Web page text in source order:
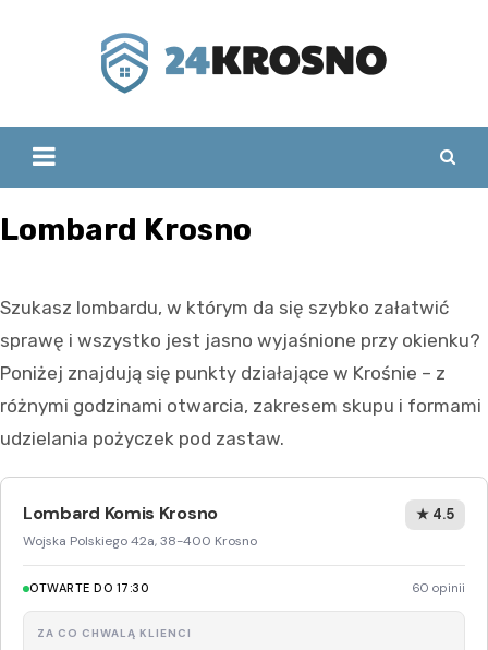
Lombard Krosno
Szukasz lombardu, w którym da się szybko załatwić
sprawę i wszystko jest jasno wyjaśnione przy okienku?
Poniżej znajdują się punkty działające w Krośnie – z
różnymi godzinami otwarcia, zakresem skupu i formami
udzielania pożyczek pod zastaw.
Lombard Komis Krosno
Wojska Polskiego 42a, 38-400 Krosno
★ 4.5
OTWARTE DO 17:30 60 opinii
ZA CO CHWALĄ KLIENCI